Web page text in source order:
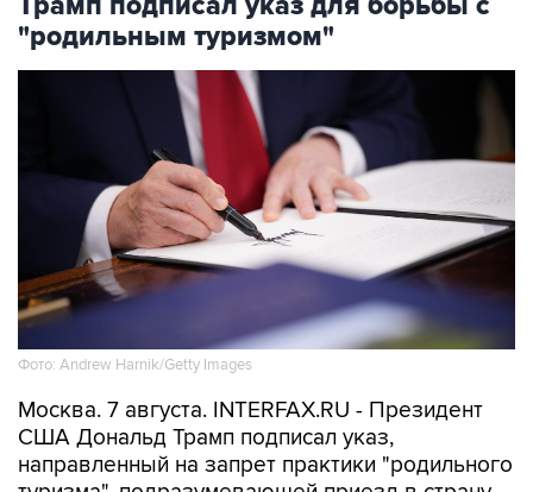
"родильным туризмом"
Фото: Andrew Harnik/Getty Images
Москва. 7 августа. INTERFAX.RU - Президент
США Дональд Трамп подписал указ,
направленный на запрет практики "родильного